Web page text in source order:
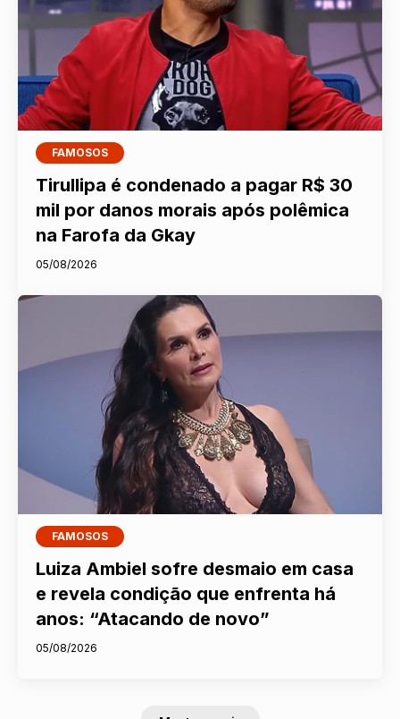
FAMOSOS
Tirullipa é condenado a pagar R$ 30
mil por danos morais após polêmica
na Farofa da Gkay
05/08/2026
FAMOSOS
Luiza Ambiel sofre desmaio em casa
e revela condição que enfrenta há
anos: “Atacando de novo”
05/08/2026